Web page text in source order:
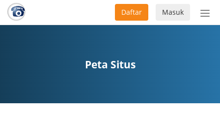
Masuk
Daftar
Peta Situs